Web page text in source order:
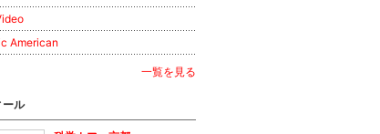
American
一覧を見る
ール